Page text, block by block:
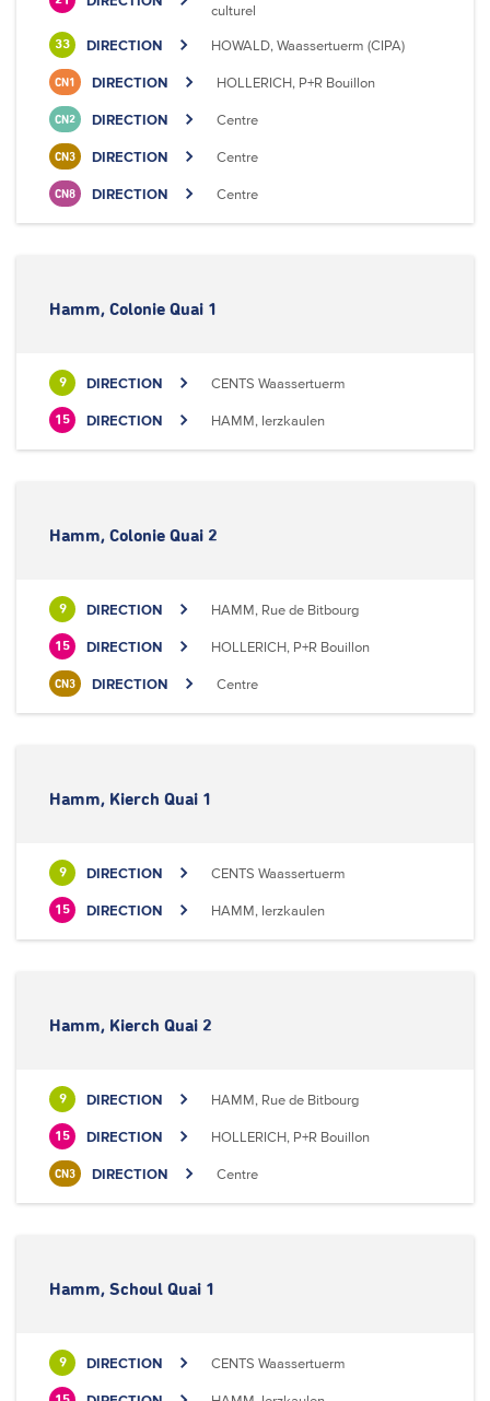
culturel
33 DIRECTION HOWALD, Waassertuerm (CIPA)
CN1 DIRECTION HOLLERICH, P+R Bouillon
CN2 DIRECTION Centre
CN3 DIRECTION Centre
CN8 DIRECTION Centre
Hamm, Colonie Quai 1
9 DIRECTION CENTS Waassertuerm
15 DIRECTION HAMM, Ierzkaulen
Hamm, Colonie Quai 2
9 DIRECTION HAMM, Rue de Bitbourg
15 DIRECTION HOLLERICH, P+R Bouillon
CN3 DIRECTION Centre
Hamm, Kierch Quai 1
9 DIRECTION CENTS Waassertuerm
15 DIRECTION HAMM, Ierzkaulen
Hamm, Kierch Quai 2
9 DIRECTION HAMM, Rue de Bitbourg
15 DIRECTION HOLLERICH, P+R Bouillon
CN3 DIRECTION Centre
Hamm, Schoul Quai 1
9 DIRECTION CENTS Waassertuerm